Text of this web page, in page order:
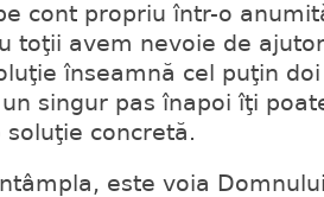
cont propriu într-o
toţii avem nevoie de
înseamnă cel puţin
singur pas înapoi îţi
soluţie concretă.
este voia